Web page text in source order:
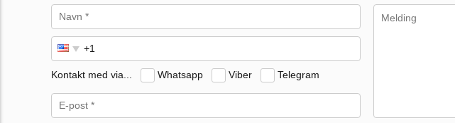
Kontakt med via... Whatsapp Viber Telegram